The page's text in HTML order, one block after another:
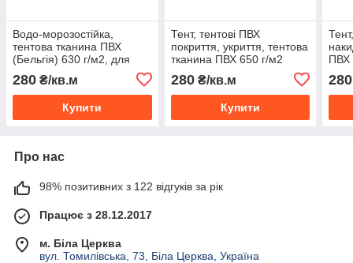
Водо-морозостійка,
тентова тканина ПВХ
(Бельгія) 630 г/м2, для
280 ₴/кв.м
Купити
Тент, тентові ПВХ
покриття, укриття, тентова
тканина ПВХ 650 г/м2
280₴/кв.м
Купити
ПВХ
280
Про нас
98% позитивних з 122 відгуків за рік
Працює з 28.12.2017
м. Біла Церква
вул. Томилівська, 73, Біла Церква, Україна